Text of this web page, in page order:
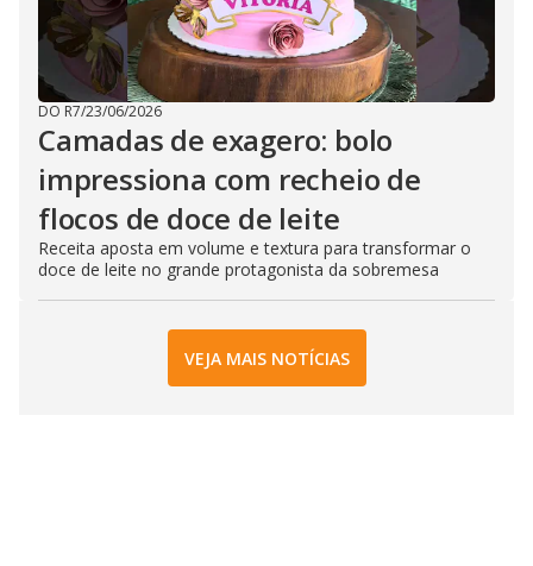
DO R7/23/06/2026
Camadas de exagero: bolo
impressiona com recheio de
flocos de doce de leite
Receita aposta em volume e textura para transformar o
doce de leite no grande protagonista da sobremesa
VEJA MAIS NOTÍCIAS